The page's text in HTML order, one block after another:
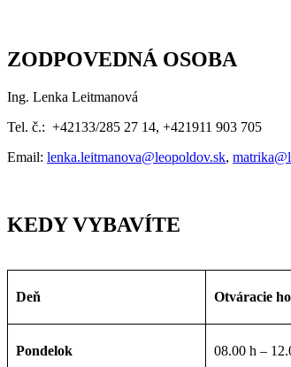
ZODPOVEDNÁ OSOBA
Ing. Lenka Leitmanová
Tel. č.: +42133/285 27 14, +421911 903 705
Email: lenka.leitmanova@leopoldov.sk,
KEDY VYBAVÍTE
Deň Otváracie
Pondelok 08.00 h –